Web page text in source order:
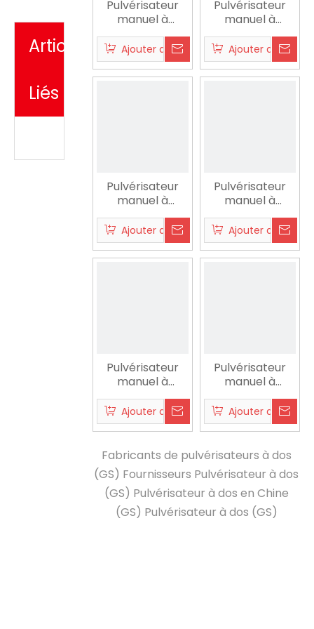
Articles
Liés
Pulvérisateur
manuel à
paquet SX-
LKG16G
Ajouter au panier
Pulvérisateur
manuel à
paquet SX-
LKG16C
Ajouter au panier
Pulvérisateur
manuel à
paquet SX-
LKG20C
Ajouter au panier
Pulvérisateur
manuel à
paquet SX-
LKG18C
Ajouter au panier
Pulvérisateur
manuel à
paquet SX-
LKG16F
Ajouter au panier
Pulvérisateur
manuel à
paquet SX-
LKG12F
Ajouter au panier
Fabricants de pulvérisateurs à dos
(GS) Fournisseurs Pulvérisateur à dos
(GS) Pulvérisateur à dos en Chine
(GS) Pulvérisateur à dos (GS)